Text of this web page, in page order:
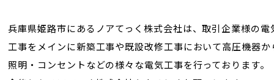
兵庫県姫路市にあるノアてっく株式会社は、取引企業様の電
工事をメインに新築工事や既設改修工事において 高圧機器か
照明・コンセントなどの様々な電気工事を行っております。